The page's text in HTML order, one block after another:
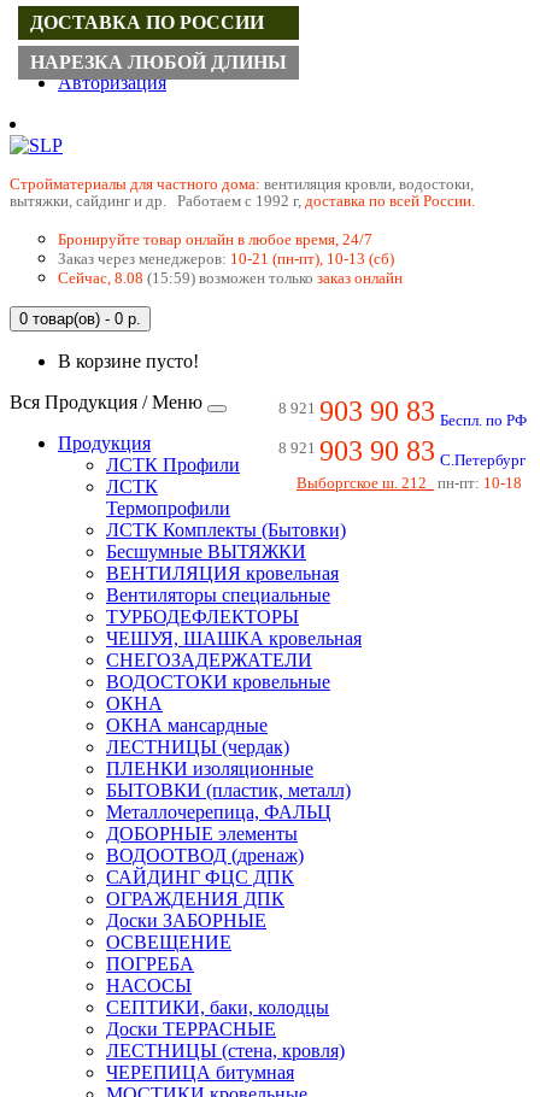
Регистрация
Авторизация
Cтройматериалы для частного дома: вентиляция кровли, водостоки,
вытяжки, сайдинг и др. Работаем с 1992 г, доставка по всей России.
Бронируйте товар онлайн в любое время, 24/7
Заказ через менеджеров: 10-21 (пн-пт), 10-13 (сб)
Сейчас, 8.08 (15:59) возможен только заказ онлайн
0 товар(ов) - 0 р.
В корзине пусто!
8 921 903 90 83 Беспл. по РФ
8 921 903 90 83 С.Петербург
Выборгское ш. 212
пн-пт: 10-18
Вся Продукция / Меню
Продукция
ЛСТК Профили
ЛСТК
Термопрофили
ЛСТК Комплекты (Бытовки)
Бесшумные ВЫТЯЖКИ
ВЕНТИЛЯЦИЯ кровельная
Вентиляторы специальные
ТУРБОДЕФЛЕКТОРЫ
ЧЕШУЯ, ШАШКА кровельная
СНЕГОЗАДЕРЖАТЕЛИ
ВОДОСТОКИ кровельные
ОКНА
ОКНА мансардные
ЛЕСТНИЦЫ (чердак)
ПЛЕНКИ изоляционные
БЫТОВКИ (пластик, металл)
Металлочерепица, ФАЛЬЦ
ДОБОРНЫЕ элементы
ВОДООТВОД (дренаж)
САЙДИНГ ФЦС ДПК
ОГРАЖДЕНИЯ ДПК
Доски ЗАБОРНЫЕ
ОСВЕЩЕНИЕ
ПОГРЕБА
НАСОСЫ
СЕПТИКИ, баки, колодцы
Доски ТЕРРАСНЫЕ
ЛЕСТНИЦЫ (стена, кровля)
ЧЕРЕПИЦА битумная
ДОСТАВКА ПО РОССИИ
НАРЕЗКА ЛЮБОЙ ДЛИНЫ